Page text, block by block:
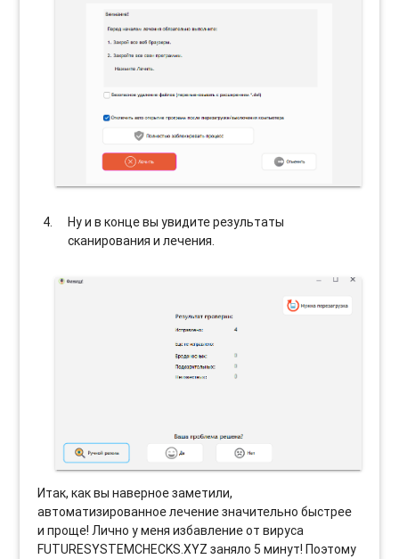
Ну и в конце вы увидите результаты
сканирования и лечения.
Итак, как вы наверное заметили,
автоматизированное лечение значительно быстрее
и проще! Лично у меня избавление от вируса
FUTURESYSTEMCHECKS.XYZ заняло 5 минут! Поэтому